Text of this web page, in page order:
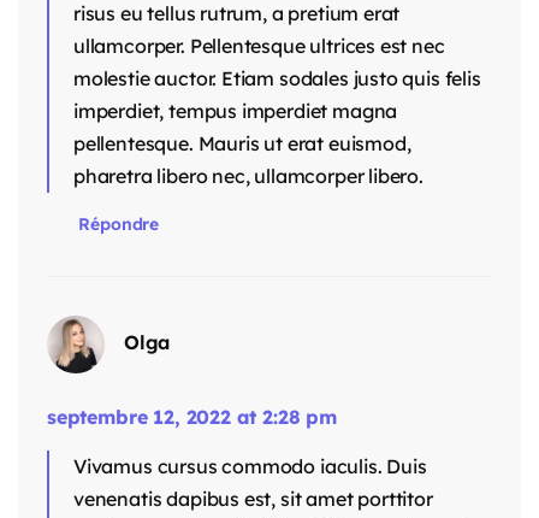
risus eu tellus rutrum, a pretium erat
ullamcorper. Pellentesque ultrices est nec
molestie auctor. Etiam sodales justo quis felis
imperdiet, tempus imperdiet magna
pellentesque. Mauris ut erat euismod,
pharetra libero nec, ullamcorper libero.
Répondre
Olga
septembre 12, 2022 at 2:28 pm
Vivamus cursus commodo iaculis. Duis
venenatis dapibus est, sit amet porttitor